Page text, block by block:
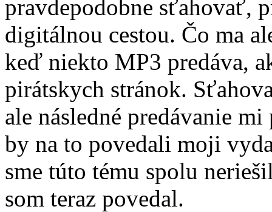
pravdepodobne sťahovať,
digitálnou cestou. Čo ma
keď niekto MP3 predáva,
pirátskych stránok.
ale následné predávanie
by na to povedali moji
sme túto tému spolu
som teraz povedal.